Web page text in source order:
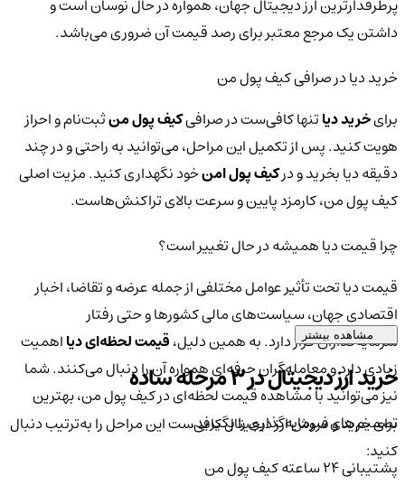
داشتن یک مرجع معتبر برای رصد قیمت آن ضروری می‌باشد.
خرید دیا در صرافی کیف پول من
برایخرید دیاتنها کافی‌ست در صرافیکیف پول منثبت‌نام و احراز
هویت کنید. پس از تکمیل این مراحل، می‌توانید به راحتی و در چند
دقیقه دیا بخرید و درکیف پول امنخود نگهداری کنید. مزیت اصلی
کیف پول من، کارمزد پایین و سرعت بالای تراکنش‌هاست.
چرا قیمت دیا همیشه در حال تغییر است؟
قیمت دیا تحت تأثیر عوامل مختلفی از جمله عرضه و تقاضا، اخبار
اقتصادی جهان، سیاست‌های مالی کشورها و حتی رفتار
سرمایه‌گذاران قرار دارد. به همین دلیل،قیمت لحظه‌ای دیااهمیت
زیادی دارد و معامله‌گران حرفه‌ای همواره آن را دنبال می‌کنند. شما
نیز می‌توانید با مشاهده قیمت لحظه‌ای در کیف پول من، بهترین
تصمیم‌های سرمایه‌گذاری را بگیرید.
پشتیبانی ۲۴ ساعته کیف پول من
مشاهده بیشتر
خرید ارز دیجیتال در 3 مرحله ساده
برای خرید و فروش ارز دیجیتال کافی‌ست این مراحل را به‌ترتیب دنبال
کنید: